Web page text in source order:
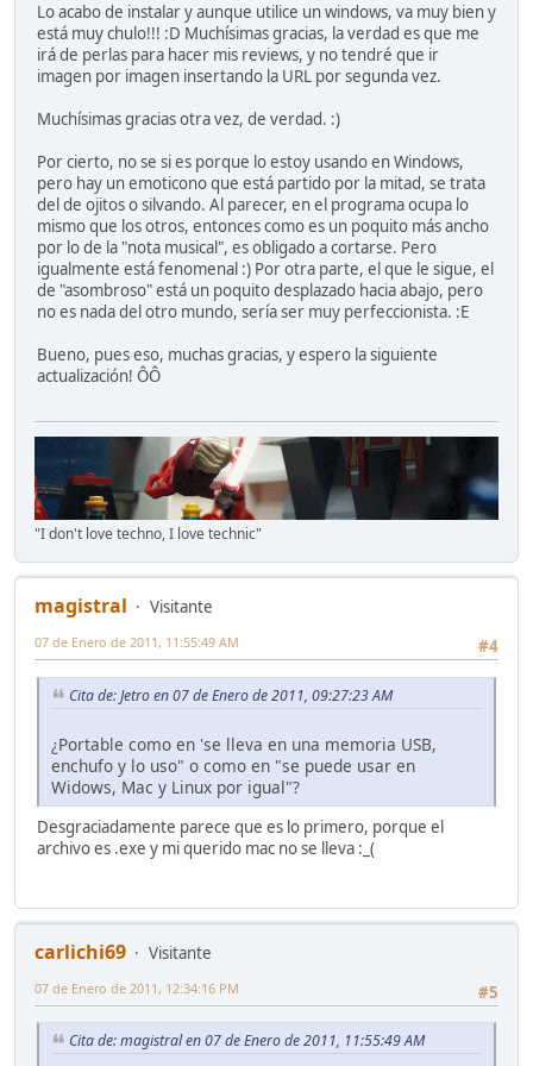
Lo acabo de instalar y aunque utilice un windows, va muy bien y
está muy chulo!!! :D Muchísimas gracias, la verdad es que me
irá de perlas para hacer mis reviews, y no tendré que ir
imagen por imagen insertando la URL por segunda vez.
Muchísimas gracias otra vez, de verdad. :)
Por cierto, no se si es porque lo estoy usando en Windows,
pero hay un emoticono que está partido por la mitad, se trata
del de ojitos o silvando. Al parecer, en el programa ocupa lo
mismo que los otros, entonces como es un poquito más ancho
por lo de la "nota musical", es obligado a cortarse. Pero
igualmente está fenomenal :) Por otra parte, el que le sigue, el
de "asombroso" está un poquito desplazado hacia abajo, pero
no es nada del otro mundo, sería ser muy perfeccionista. :E
Bueno, pues eso, muchas gracias, y espero la siguiente
actualización! ÔÔ
"I don't love techno, I love technic"
magistral
Visitante
#4
07 de Enero de 2011, 11:55:49 AM
Cita de: Jetro en 07 de Enero de 2011, 09:27:23 AM
¿Portable como en 'se lleva en una memoria USB,
enchufo y lo uso" o como en "se puede usar en
Widows, Mac y Linux por igual"?
Desgraciadamente parece que es lo primero, porque el
archivo es .exe y mi querido mac no se lleva :_(
carlichi69
Visitante
#5
07 de Enero de 2011, 12:34:16 PM
Cita de: magistral en 07 de Enero de 2011, 11:55:49 AM